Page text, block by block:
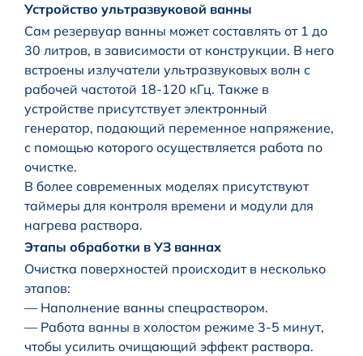
Устройство ультразвуковой ванны
Сам резервуар ванны может составлять от 1 до
30 литров, в зависимости от конструкции. В него
встроены излучатели ультразвуковых волн с
рабочей частотой 18-120 кГц. Также в
устройстве присутствует электронный
генератор, подающий переменное напряжение,
с помощью которого осуществляется работа по
очистке.
В более современных моделях присутствуют
таймеры для контроля времени и модули для
нагрева раствора.
Этапы обработки в УЗ ваннах
Очистка поверхностей происходит в несколько
этапов:
— Наполнение ванны спецраствором.
— Работа ванны в холостом режиме 3-5 минут,
чтобы усилить очищающий эффект раствора.